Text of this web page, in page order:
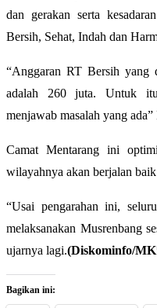
dan gerakan serta
Bersih, Sehat, Indah dan
“Anggaran RT Bersih yang
adalah 260 juta. Untuk
menjawab masalah yang
Camat Mentarang ini
wilayahnya akan berjalan
“Usai pengarahan ini,
melaksanakan Musrenbang
ujarnya lagi.(Diskominfo/
Bagikan ini: